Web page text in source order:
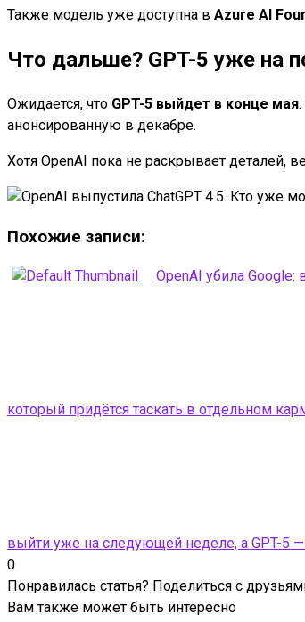
Также модель уже доступна в Azure AI
Что дальше? GPT-5 уже на
Ожидается, что GPT-5 выйдет в конце мая
анонсированную в декабре.
Хотя OpenAI пока не раскрывает деталей,
Похожие записи:
OpenAI убила Google:
который придётся таскать в отдельном
выйти уже на следующей неделе, а GPT-5
0
Понравилась статья? Поделиться с
Вам также может быть интересно